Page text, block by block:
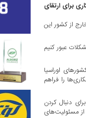
برای ارتقای
از کشور این
عبور کنیم
اوراسیا
را فراهم
دنبال کردن
مسئولیت‌های